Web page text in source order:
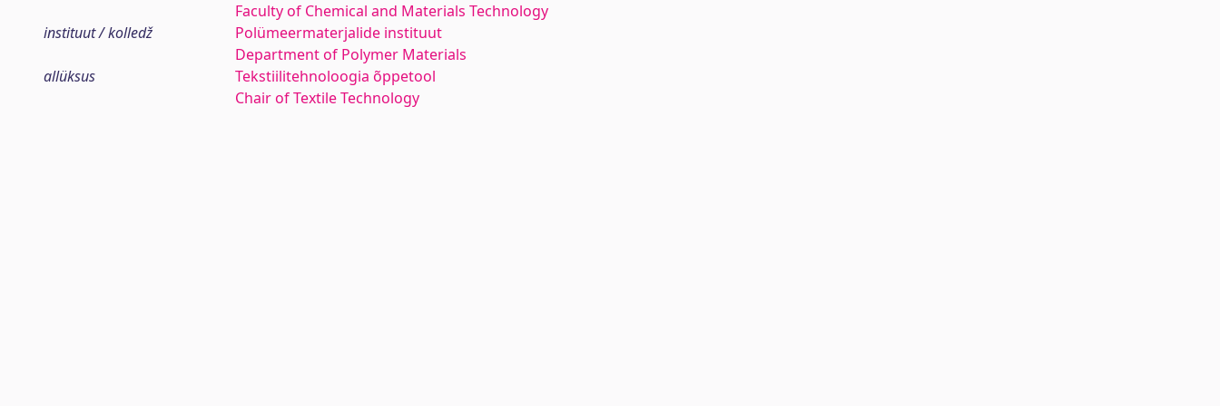
Faculty of Chemical and Materials Technology
instituut / kolledž
Polümeermaterjalide instituut
Department of Polymer Materials
allüksus
Tekstiilitehnoloogia õppetool
Chair of Textile Technology